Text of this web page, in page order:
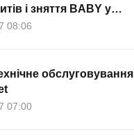
і зняття BABY у
08:06
обслуговування
07:00